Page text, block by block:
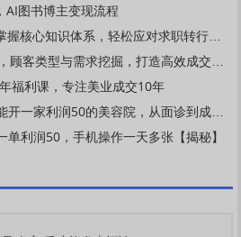
AI图书博主变现流程
核心知识体系，轻松应对求职转行挑战
客类型与需求挖掘，打造高效成交流程
福利课，专注美业成交10年
润50的美容院，从面诊到成交，从拓客到留客
利润50，手机操作一天多张【揭秘】